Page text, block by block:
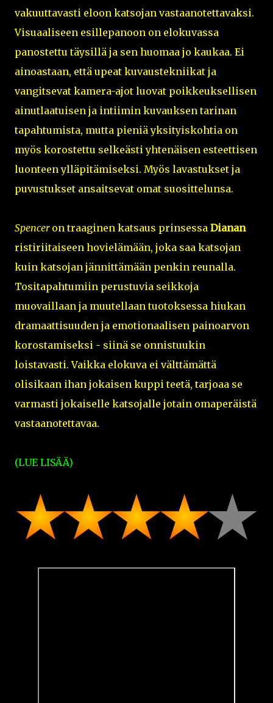
vakuuttavasti eloon katsojan vastaanotettavaksi.
Visuaaliseen esillepanoon on elokuvassa
panostettu täysillä ja sen huomaa jo kaukaa. Ei
ainoastaan, että upeat kuvaustekniikat ja
vangitsevat kamera-ajot luovat poikkeuksellisen
ainutlaatuisen ja intiimin kuvauksen tarinan
tapahtumista, mutta pieniä yksityiskohtia on
myös korostettu selkeästi yhtenäisen esteettisen
luonteen ylläpitämiseksi. Myös lavastukset ja
puvustukset ansaitsevat omat suosittelunsa.
Spenceron traaginen katsaus prinsessa Dianan
ristiriitaiseen hovielämään, joka saa katsojan
kuin katsojan jännittämään penkin reunalla.
Tositapahtumiin perustuvia seikkoja
muovaillaan ja muutellaan tuotoksessa hiukan
dramaattisuuden ja emotionaalisen painoarvon
korostamiseksi - siinä se onnistuukin
loistavasti. Vaikka elokuva ei välttämättä
olisikaan ihan jokaisen kuppi teetä, tarjoaa se
varmasti jokaiselle katsojalle jotain omaperäistä
vastaanotettavaa.
(LUE LISÄÄ)